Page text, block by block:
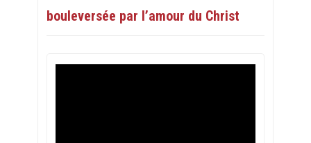
bouleversée par l’amour du Christ